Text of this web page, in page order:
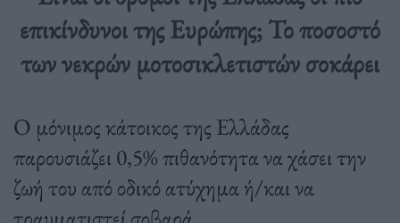
επικίνδυνοι της Ευρώπης; Το ποσοστό
των νεκρών μοτοσικλετιστών σοκάρει
Ο μόνιμος κάτοικος της Ελλάδας
παρουσιάζει 0,5% πιθανότητα να χάσει την
ζωή του από οδικό ατύχημα ή/και να